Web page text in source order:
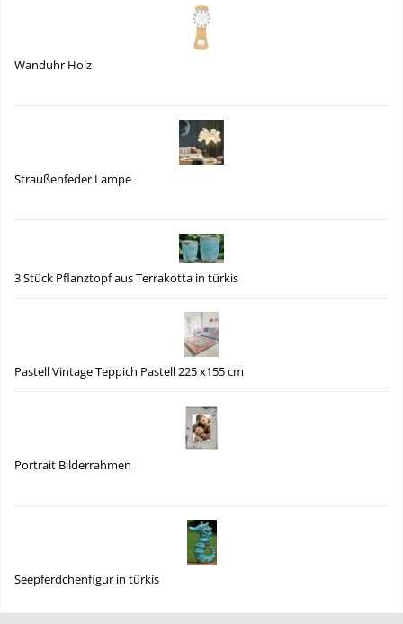
Wanduhr Holz
Straußenfeder Lampe
3 Stück Pflanztopf aus Terrakotta in türkis
Pastell Vintage Teppich Pastell 225 x155 cm
Portrait Bilderrahmen
Seepferdchenfigur in türkis